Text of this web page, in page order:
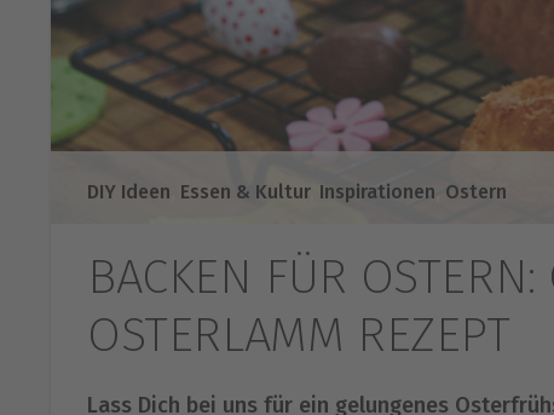
DIY Ideen Essen & Kultur, Inspirationen Ostern
BACKEN FÜR
OSTERLAMM REZEPT
Lass Dich bei uns für ein gelungenes